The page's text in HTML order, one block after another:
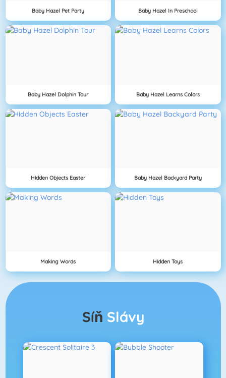
Baby Hazel Pet Party Baby Hazel In Preschool
Baby Hazel Dolphin Tour Baby Hazel Learns Colors
Hidden Objects Easter Baby Hazel Backyard Party
Making Words Hidden Toys
Síň Slávy